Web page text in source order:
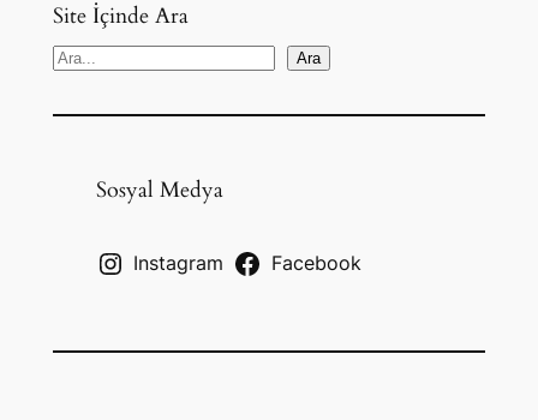
Site İçinde Ara
S
a
Ara
Sosyal Medya
Instagram Facebook